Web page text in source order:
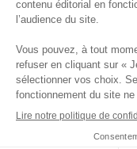
Union d’économie
du Code monétaire
Agréée en qualité de
SIREN 352 019 897
Rue Nicolas Appert,
Adresse de